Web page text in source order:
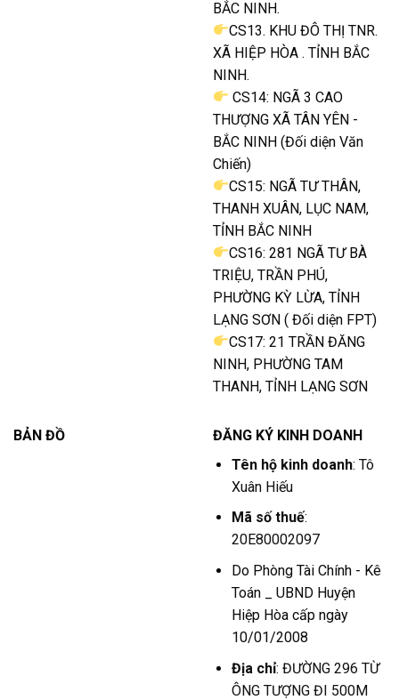
BẮC NINH.
CS13. KHU ĐÔ THỊ TNR.
XÃ HIỆP HÒA . TỈNH BẮC
NINH.
CS14: NGÃ 3 CAO
THƯỢNG XÃ TÂN YÊN -
BẮC NINH (Đối diện Văn
Chiến)
CS15: NGÃ TƯ THÂN,
THANH XUÂN, LỤC NAM,
TỈNH BẮC NINH
CS16: 281 NGÃ TƯ BÀ
TRIỆU, TRẦN PHÚ,
PHƯỜNG KỲ LỪA, TỈNH
LẠNG SƠN ( Đối diện FPT)
CS17: 21 TRẦN ĐĂNG
NINH, PHƯỜNG TAM
THANH, TỈNH LẠNG SƠN
BẢN ĐỒ
ĐĂNG KÝ KINH DOANH
Tên hộ kinh doanh: Tô
Xuân Hiếu
Mã số thuế:
20E80002097
Do Phòng Tài Chính - Kê
Toán _ UBND Huyện
Hiệp Hòa cấp ngày
10/01/2008
Địa chỉ: ĐƯỜNG 296 TỪ
ÔNG TƯỢNG ĐI 500M